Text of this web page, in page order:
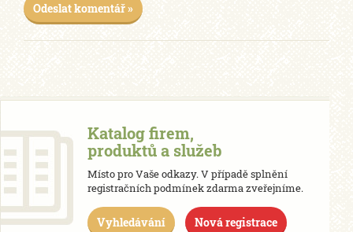
Odeslat komentář »
Katalog firem,
produktů a služeb
Místo pro Vaše odkazy. V případě splnění
registračních podmínek zdarma zveřejníme.
Vyhledávání Nová registrace